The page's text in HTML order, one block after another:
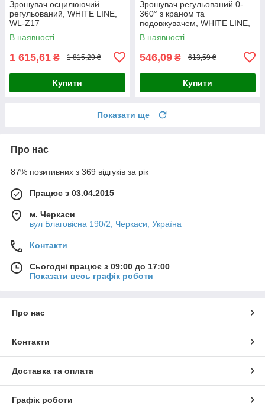
Зрошувач осцилюючий
регульований, WHITE LINE,
WL-Z17
В наявності
1 615,61 ₴ 1 815,29 ₴
Купити
Зрошувач регульований 0-
360° з краном та
подовжувачем, WHITE LINE,
WL-Z07
В наявності
546,09 ₴ 613,59 ₴
Купити
Показати ще
Про нас
87% позитивних з 369 відгуків за рік
Працює з 03.04.2015
м. Черкаси
вул Благовісна 190/2, Черкаси, Україна
Контакти
Сьогодні працює з 09:00 до 17:00
Показати весь графік роботи
Про нас
Контакти
Доставка та оплата
Графік роботи